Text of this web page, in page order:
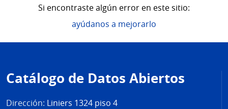
Si encontraste algún error en este sitio:
ayúdanos a mejorarlo
de
página
Catálogo de Datos Abiertos
Dirección: Liniers 1324 piso 4